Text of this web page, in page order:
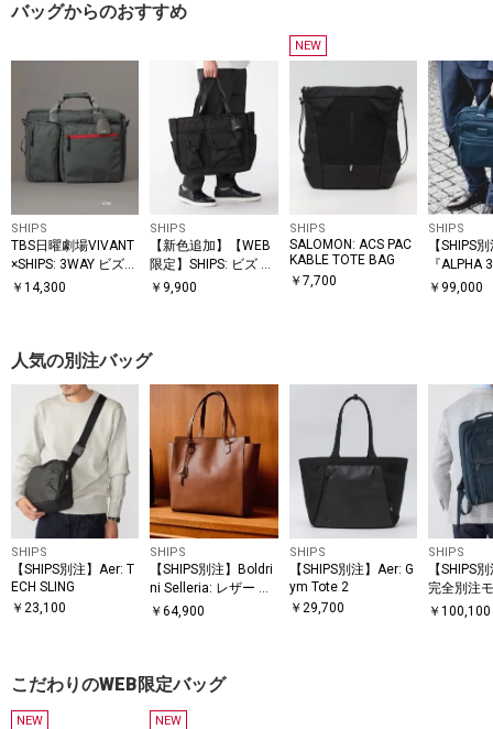
バッグからのおすすめ
SHIPS
TBS日曜劇場VIVANT
×SHIPS: 3WAY ビズ
ワイド バッグ
￥ 14,300
SHIPS
【新色追加】【WEB
限定】SHIPS: ビズ ワ
イド ブリーフ トート
￥ 9,900
NEW
SHIPS
SALOMON: ACS PAC
KABLE TOTE BAG
￥ 7,700
SHIPS
【SHIPS
『ALPHA
スリム ブ
￥ 99,000
人気の別注バッグ
SHIPS
【SHIPS別注】Aer: T
ECH SLING
￥ 23,100
SHIPS
【SHIPS別注】Boldri
ni Selleria: レザー ト
ートバッグ
￥64,900
SHIPS
【SHIPS別注】Aer: G
ym Tote 2
￥ 29,700
SHIPS
【SHIPS
完全別注
PHA 3』
￥100,100
こだわりのWEB限定バッグ
NEW NEW